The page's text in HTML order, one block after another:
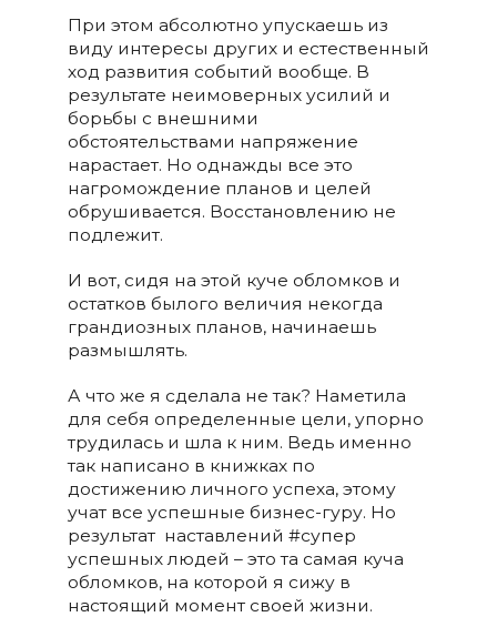
При этом абсолютно упускаешь из
виду интересы других и естественный
ход развития событий вообще. В
результате неимоверных усилий и
борьбы с внешними
обстоятельствами напряжение
нарастает. Но однажды все это
нагромождение планов и целей
обрушивается. Восстановлению не
подлежит.
И вот, сидя на этой куче обломков и
остатков былого величия некогда
грандиозных планов, начинаешь
размышлять.
А что же я сделала не так? Наметила
для себя определенные цели, упорно
трудилась и шла к ним. Ведь именно
так написано в книжках по
достижению личного успеха, этому
учат все успешные бизнес-гуру. Но
результат наставлений #супер
успешных людей – это та самая куча
обломков, на которой я сижу в
настоящий момент своей жизни.